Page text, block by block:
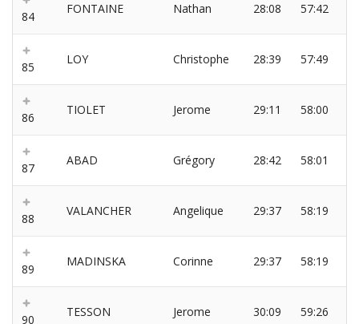
84
FONTAINE Nathan 28:08 57:42
85
LOY Christophe 28:39 57:49
86
TIOLET Jerome 29:11 58:00
87
ABAD Grégory 28:42 58:01
88
VALANCHER Angelique 29:37 58:19
89
MADINSKA Corinne 29:37 58:19
90
TESSON Jerome 30:09 59:26